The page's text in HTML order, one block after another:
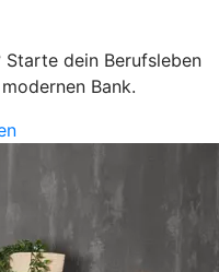
dein Berufsleben
Bank.